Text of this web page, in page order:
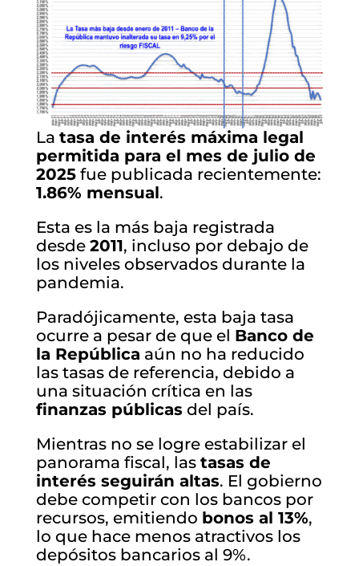
La tasa de interés máxima legal
permitida para el mes de julio de
2025fue publicada recientemente:
1.86% mensual.
Esta es la más baja registrada
desde 2011, incluso por debajo de
los niveles observados durante la
pandemia.
Paradójicamente, esta baja tasa
ocurre a pesar de que el Banco de
la República aún no ha reducido
las tasas de referencia, debido a
una situación crítica en las
finanzas públicasdel país.
Mientras no se logre estabilizar el
panorama fiscal, las tasas de
interés seguirán altas. El gobierno
debe competir con los bancos por
recursos, emitiendo bonos al 13%,
lo que hace menos atractivos los
depósitos bancarios al 9%.